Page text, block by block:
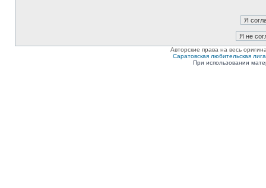
Авторские права на весь
Саратовская любительская
При использовании